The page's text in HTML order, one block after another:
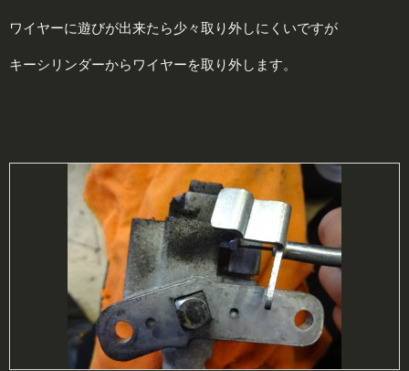
ワイヤーに遊びが出来たら少々取り外しにくいですが
キーシリンダーからワイヤーを取り外します。